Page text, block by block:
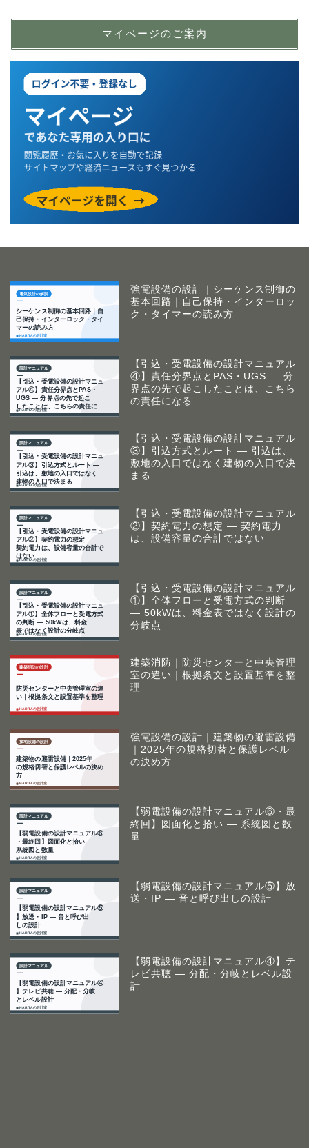
マイページのご案内
強電設備の設計｜シーケンス制御の
基本回路｜自己保持・インターロッ
ク・タイマーの読み方
【引込・受電設備の設計マニュアル
④】責任分界点とPAS・UGS ― 分
界点の先で起こしたことは、こちら
の責任になる
【引込・受電設備の設計マニュアル
③】引込方式とルート ― 引込は、
敷地の入口ではなく建物の入口で決
まる
【引込・受電設備の設計マニュアル
②】契約電力の想定 ― 契約電力
は、設備容量の合計ではない
【引込・受電設備の設計マニュアル
①】全体フローと受電方式の判断
― 50kWは、料金表ではなく設計の
分岐点
建築消防｜防災センターと中央管理
室の違い｜根拠条文と設置基準を整
理
強電設備の設計｜建築物の避雷設備
｜2025年の規格切替と保護レベル
の決め方
【弱電設備の設計マニュアル⑥・最
終回】図面化と拾い ― 系統図と数
量
【弱電設備の設計マニュアル⑤】放
送・IP ― 音と呼び出しの設計
【弱電設備の設計マニュアル④】テ
レビ共聴 ― 分配・分岐とレベル設
計